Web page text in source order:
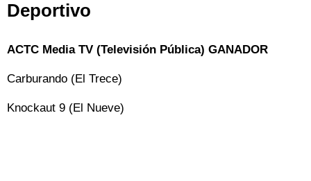
Deportivo
ACTC Media TV (Televisión Pública) GANADOR
Carburando (El Trece)
Knockaut 9 (El Nueve)